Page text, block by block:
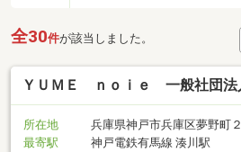
全30件が該当しました。
ＹＵＭＥ ｎｏｉｅ 一般社団法
所在地
兵庫県神戸市兵庫区夢野町
最寄駅
神戸電鉄有馬線 湊川駅